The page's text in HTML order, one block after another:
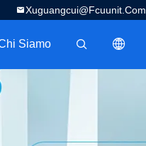
Xuguangcui@fcuunit.com
Siamo